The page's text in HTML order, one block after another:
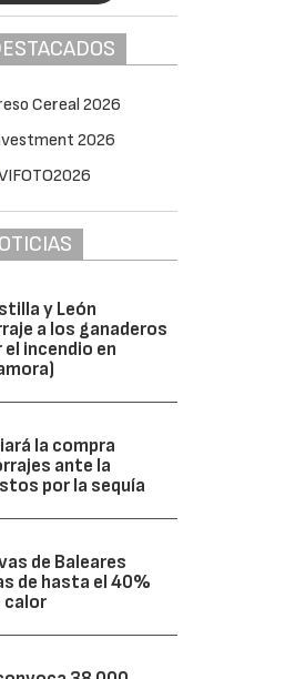
y León
a los ganaderos
incendio en
la compra
ante la
por la sequía
de Baleares
de hasta el 40%
calor